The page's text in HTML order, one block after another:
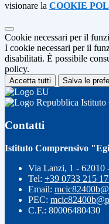
visionare la COOKIE
Cookie necessari per il
I cookie necessari per il
disabilitati. È possibile
policy.
Accetta tutti Salva le
Istituto
Contatti
Istituto Comprensivo
Via Lanzi, 1 - 62010
Tel: +39 0733 215
Email:
PEC:
C.F.: 80006480430